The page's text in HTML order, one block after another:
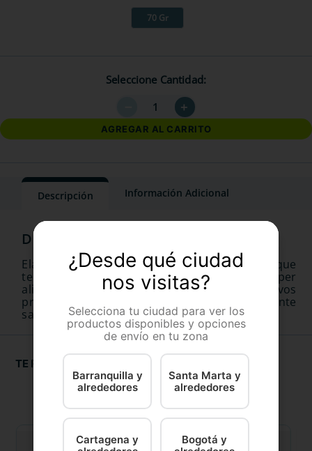
70 Gr
Seleccione Cantidad
＋
AGREGAR AL CARRITO
Descripción Información Adicional
Elaborados con sabrosos sabores proteicos que
tentarán las papilas gustativas de su gato y super
alimentos ricos en nutrientes, ¡nuestros exclusivos
premios para gatos son la manera deliciosamente
saludable de tratar a su gato!
TE RECOMENDAMOS
¿Desde qué ciudad
nos visitas?
Selecciona tu ciudad para ver los
productos disponibles y opciones
de envío en tu zona
Barranquilla y
alrededores
Santa Marta y
alrededores
Cartagena y
Bogotá y